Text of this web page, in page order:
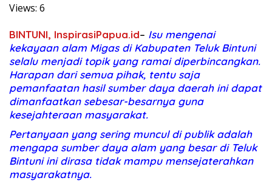
Views: 6
BINTUNI, InspirasiPapua.id– Isu mengenai
kekayaan alam Migas di Kabupaten Teluk Bintuni
selalu menjadi topik yang ramai diperbincangkan.
Harapan dari semua pihak, tentu saja
pemanfaatan hasil sumber daya daerah ini dapat
dimanfaatkan sebesar-besarnya guna
kesejahteraan masyarakat.
Pertanyaan yang sering muncul di publik adalah
mengapa sumber daya alam yang besar di Teluk
Bintuni ini dirasa tidak mampu mensejaterahkan
masyarakatnya.